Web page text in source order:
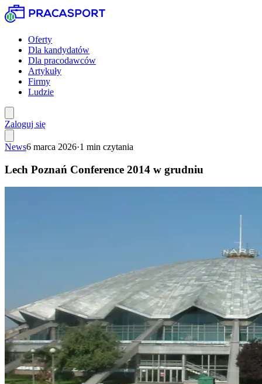
Oferty
Dla kandydatów
Dla pracodawców
Artykuły
Firmy
Ludzie
Zaloguj się
News6 marca 2026·1 min czytania
Lech Poznań Conference 2014 w grudniu